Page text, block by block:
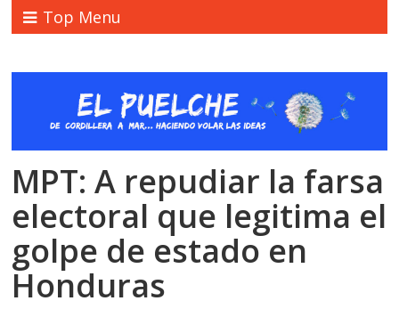
Top Menu
MPT: A repudiar la farsa
electoral que legitima el
golpe de estado en
Honduras